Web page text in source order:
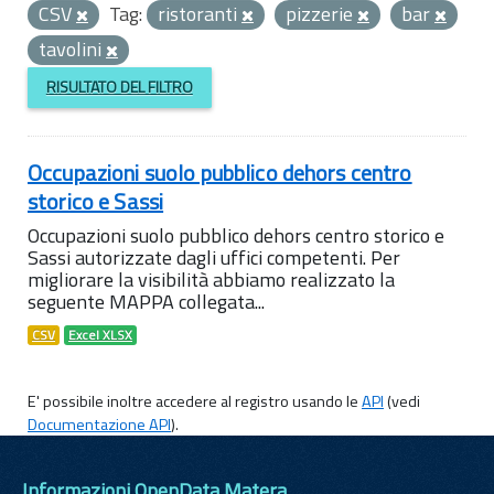
CSV
Tag: ristoranti pizzerie
bar
tavolini
RISULTATO DEL FILTRO
Occupazioni suolo pubblico dehors centro
storico e Sassi
Occupazioni suolo pubblico dehors centro storico e
Sassi autorizzate dagli uffici competenti. Per
migliorare la visibilità abbiamo realizzato la
seguente MAPPA collegata...
CSV Excel XLSX
E' possibile inoltre accedere al registro usando leAPI(vedi
Documentazione API).